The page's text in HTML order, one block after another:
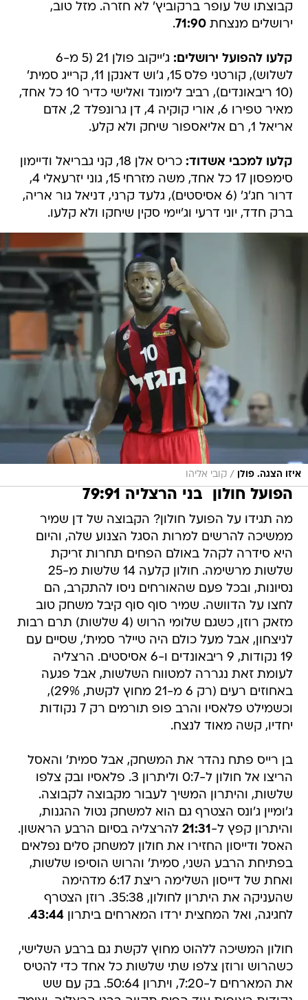
קבוצתו של עופר ברקוביץ' לא חזרה. מזל טוב,
ירושלים מנצחת71:90
.
קלעו להפועל ירושלים:
ג'ייקוב פולן 21 (5 מ-6
לשלוש), קורטני פלס 15, ג'וש דאנקן 11, קרייג סמית'
(10 ריבאונדים), רביב לימונד ואלישי כדיר 10 כל אחד,
מאיר טפירו 6, אורי קוקיה 4, דן גרונפלד 2, אדם
אריאל 1, רם אליאספור שיחק ולא קלע.
קלעו למכבי אשדוד:
כריס אלן 18, קני גבריאל ודיימון
סימפסון 17 כל אחד, משה מזרחי 15, גוני יזרעאלי 4,
דרור חג'ג' (6 אסיסטים), גלעד קרני, דניאל גור אריה,
ברק חדד, יוני דרעי וג'יימי סקין שיחקו ולא קלעו.
איזו הצגה. פולן / קובי אליהו
הפועל חולון  בני הרצליה 79:91
מה תגידו על הפועל חולון? הקבוצה של דן שמיר
ממשיכה להרשים למרות הסגל הצנוע שלה, והיום
היא סידרה לקהל באולם הפחים תחרות זריקת
שלשות מרשימה. חולון קלעה 14 שלשות מ-25
נסיונות, ובכל פעם שהאורחים ניסו להתקרב, הם
לחצו על הדוושה. שמיר סוף סוף קיבל משחק טוב
מזאק רוזן, כשגם שלומי הרוש (4 שלשות) תרם רבות
לניצחון, אבל מעל כולם היה טיילר סמית', שסיים עם
19 נקודות, 9 ריבאונדים ו-6 אסיסטים. הרצליה
לעומת זאת נגררה למטווח השלשות, אבל פגעה
באחוזים רעים (רק 6 מ-21 מחוץ לקשת, 29%),
וכשמילט פלאסיו והרב פופ תורמים רק 7 נקודות
יחדיו, קשה מאוד לנצח.
בן רייס פתח נהדר את המשחק, אבל סמית' והאסל
הריצו אל חולון ל-0:7 וליתרון 3. פלאסיו ובק צלפו
שלשות, והיתרון המשיך לעבור מקבוצה לקבוצה.
ג'ומיין ג'ונס הצטרף גם הוא למשחק נטול ההגנות,
והיתרון קפץ ל-21:31 להרצליה בסיום הרבע הראשון.
האסל ודייסון החזירו את חולון למשחק סלים נפלאים
בפתיחת הרבע השני, סמית' והרוש הוסיפו שלשות,
ואחת של דייסון השלימה ריצת 6:17 מדהימה
שהעניקה את היתרון לחולון, 35:38. רוזן הצטרף
לחגיגה, ואל המחצית ירדו המארחים ביתרון 43:44
.
חולון המשיכה ללהוט מחוץ לקשת גם ברבע השלישי,
כשהרוש ורוזן צלפו שתי שלשות כל אחד כדי להטיס
את המארחים ל-7:20, ויתרון 50:64. בק עם שש